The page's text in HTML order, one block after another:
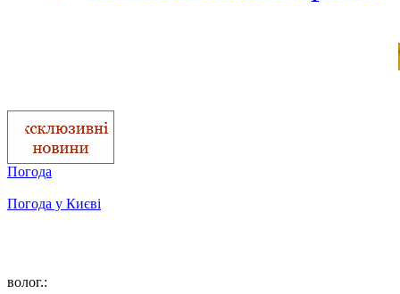
Погода
Погода у Києві
волог.: